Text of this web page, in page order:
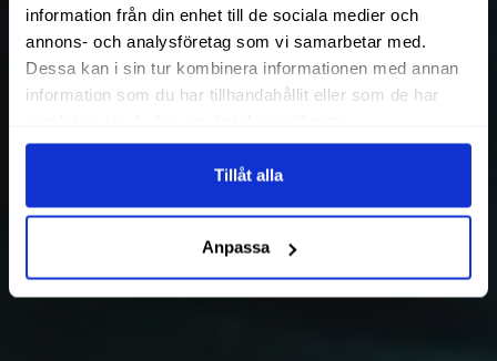
information från din enhet till de sociala medier och
annons- och analysföretag som vi samarbetar med.
Dessa kan i sin tur kombinera informationen med annan
information som du har tillhandahållit eller som de har
Tillåt alla
Anpassa